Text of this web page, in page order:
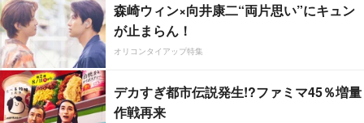
森崎ウィン×向井康二“両片思い”にキュン
が止まらん！
オリコンタイアップ特集
デカすぎ都市伝説発生!?ファミマ45％増量
作戦再来